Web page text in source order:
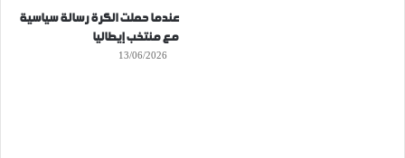
عندما حملت الكرة رسالة سياسية
مع منتخب إيطاليا
13/06/2026